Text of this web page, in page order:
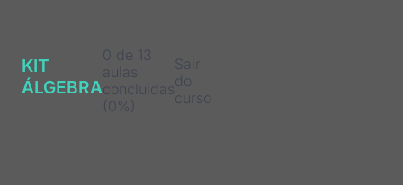
KIT
ÁLGEBRA
0 de 13
aulas
concluídas
(0%)
Sair
do
curso